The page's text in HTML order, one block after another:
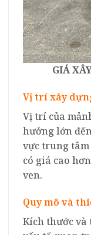
GIÁ
Vị trí xây
Vị trí của
hưởng lớn
vực trung
có giá cao
ven.
Quy mô và
Kích thước và